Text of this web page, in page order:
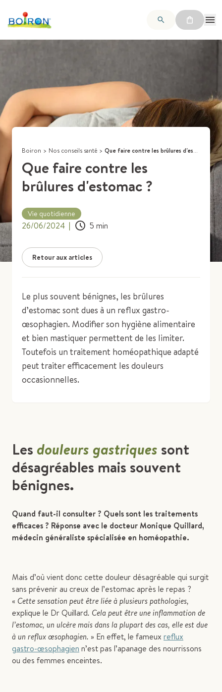
Boiron > Nos conseils santé > Que faire contre les brûlures d'estomac ?
Que faire contre les
brûlures d'estomac ?
Vie quotidienne
26/06/2024 | 5 min
Retour aux articles
Le plus souvent bénignes, les brûlures
d’estomac sont dues à un reflux gastro-
œsophagien. Modifier son hygiène alimentaire
et bien mastiquer permettent de les limiter.
Toutefois un traitement homéopathique adapté
peut traiter efficacement les douleurs
occasionnelles.
Les douleurs gastriques sont
désagréables mais souvent
bénignes.
Quand faut-il consulter ? Quels sont les traitements
efficaces ? Réponse avec le docteur Monique Quillard,
médecin généraliste spécialisée en homéopathie.
Mais d’où vient donc cette douleur désagréable qui surgit
sans prévenir au creux de l’estomac après le repas ?
« Cette sensation peut être liée à plusieurs pathologies,
explique le Dr Quillard. Cela peut être une inflammation de
l’estomac, un ulcère mais dans la plupart des cas, elle est due
à un reflux œsophagien. » En effet, le fameux reflux
gastro-œsophagien n’est pas l’apanage des nourrissons
ou des femmes enceintes.